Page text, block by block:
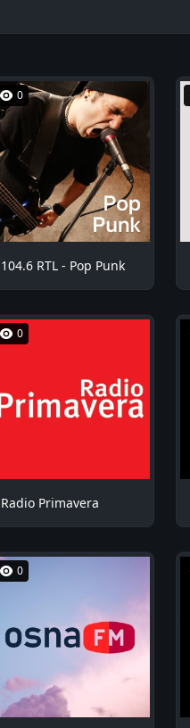
0
104.6 RTL - Pop Punk
0
Radio Primavera
0